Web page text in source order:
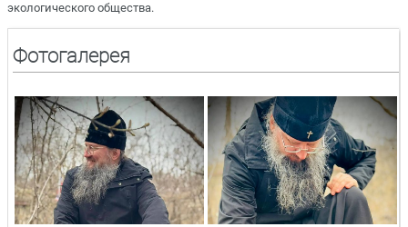
экологического общества.
Фотогалерея